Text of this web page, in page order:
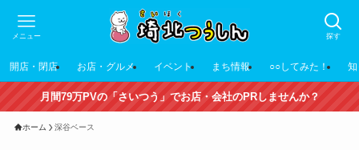
探す
メニュー
開店・閉店 お店・グルメ イベント まち情報 ○○してみた！
月間79万PVの「さいつう」でお店・会社のPRしませんか？
ホーム 深谷ベース